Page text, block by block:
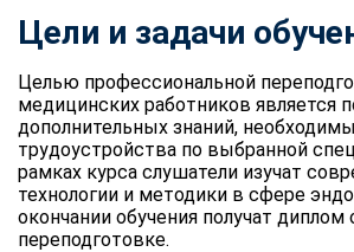
Цели и задачи
Целью профессиональной
медицинских работников является
дополнительных знаний,
трудоустройства по выбранной
рамках курса слушатели изучат
технологии и методики в сфере
окончании обучения получат диплом
переподготовке.